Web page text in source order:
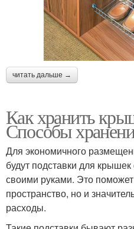
читать дальше →
Как хранить
Способы
Для экономичного
будут подставки для
своими руками. Это поможет
пространство, но и
расходы.